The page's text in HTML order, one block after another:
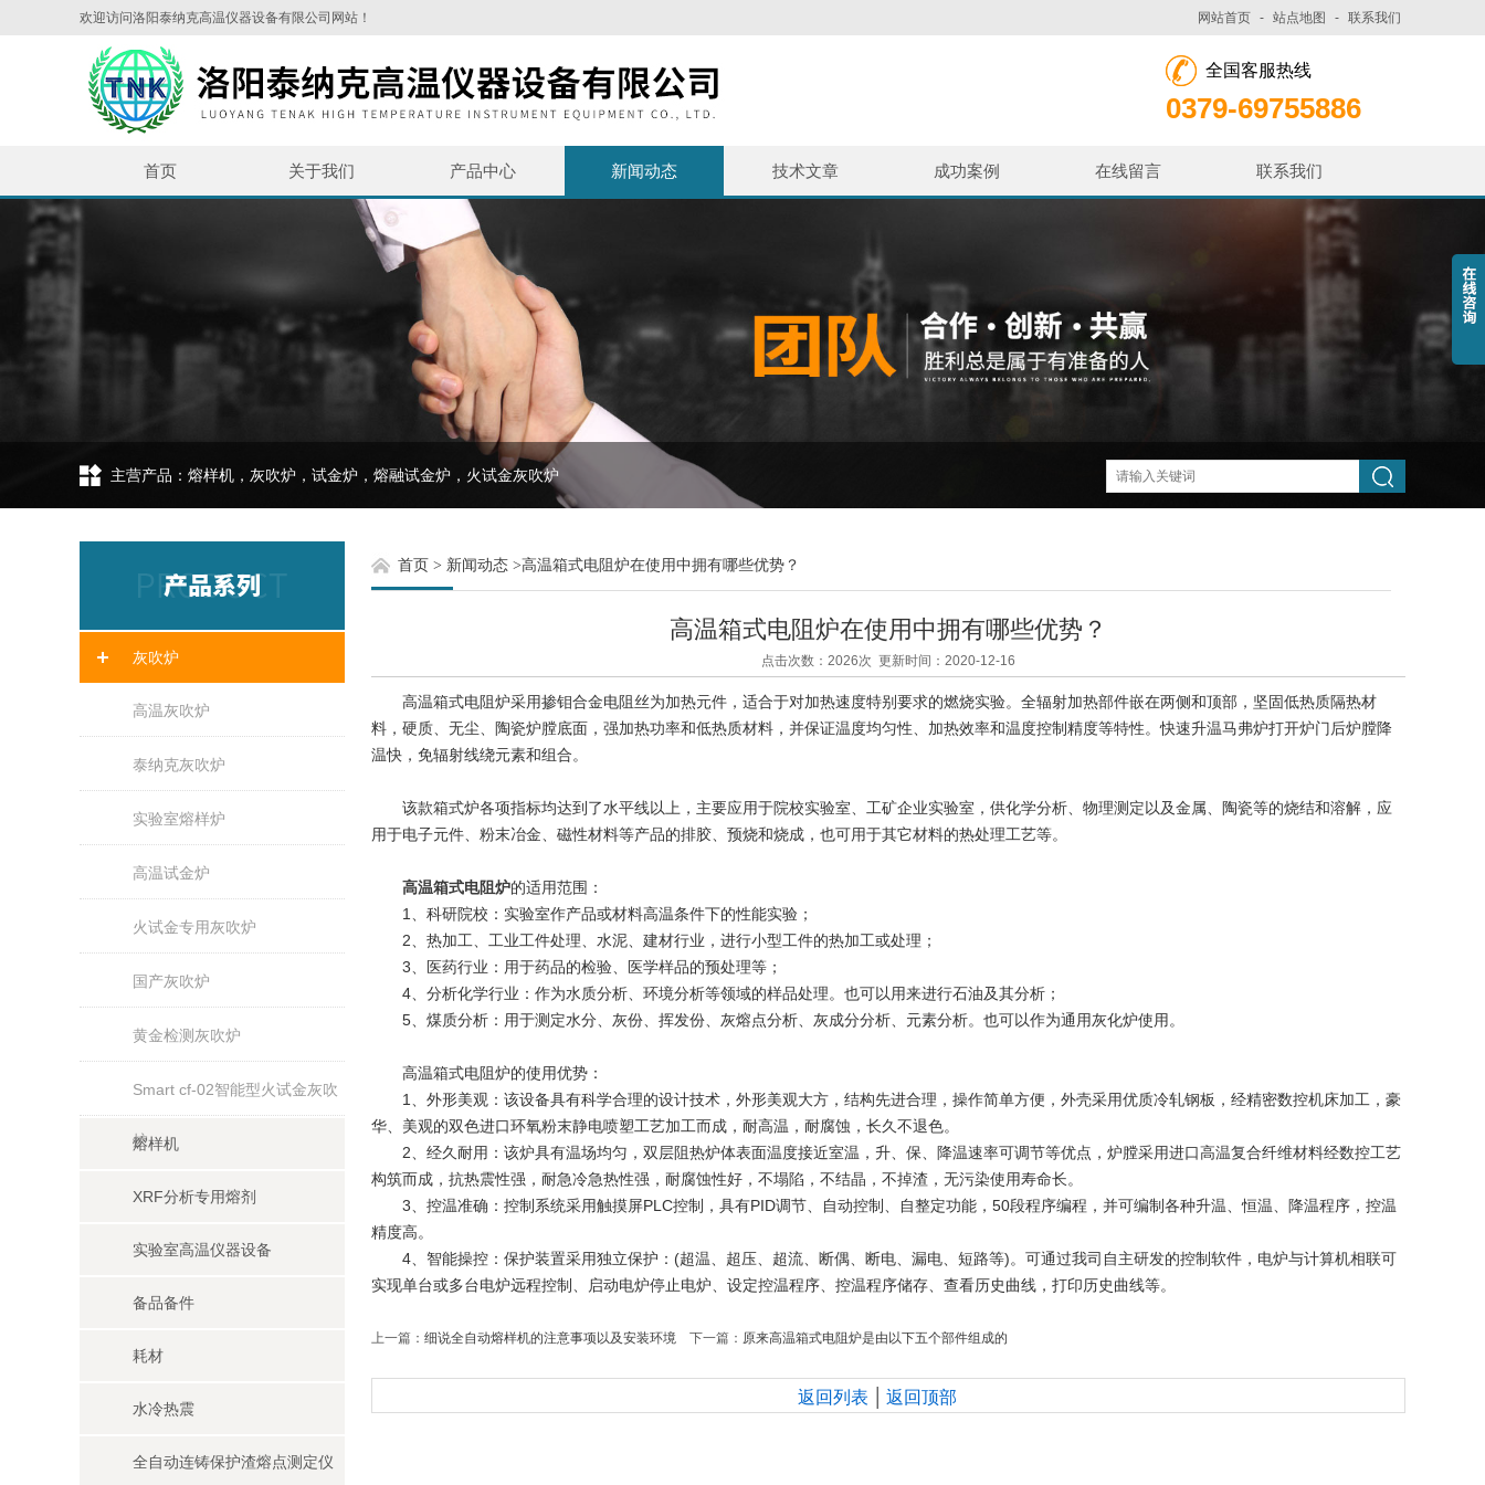
欢迎访问洛阳泰纳克高温仪器设备有限公司网站！ 网站首页 - 站点地图 - 联系我们
全国客服热线
0379-69755886
首页 关于我们 产品中心 新闻动态 技术文章 成功案例 在线留言 联系我们
主营产品：熔样机，灰吹炉，试金炉，熔融试金炉，火试金灰吹炉
灰吹炉
高温灰吹炉
泰纳克灰吹炉
实验室熔样炉
高温试金炉
火试金专用灰吹炉
国产灰吹炉
黄金检测灰吹炉
Smart cf-02智能型火试金灰吹
炉
熔样机
XRF分析专用熔剂
实验室高温仪器设备
备品备件
耗材
水冷热震
全自动连铸保护渣熔点测定仪
首页 > 新闻动态 >高温箱式电阻炉在使用中拥有哪些优势？
高温箱式电阻炉在使用中拥有哪些优势？
点击次数：2026次 更新时间：2020-12-16
高温箱式电阻炉采用掺钼合金电阻丝为加热元件，适合于对加热速度特别要求的燃烧实验。全辐射加热部件嵌在两侧和顶部，坚固低热质隔热材
料，硬质、无尘、陶瓷炉膛底面，强加热功率和低热质材料，并保证温度均匀性、加热效率和温度控制精度等特性。快速升温马弗炉打开炉门后炉膛降
温快，免辐射线绕元素和组合。
该款箱式炉各项指标均达到了水平线以上，主要应用于院校实验室、工矿企业实验室，供化学分析、物理测定以及金属、陶瓷等的烧结和溶解，应
用于电子元件、粉末冶金、磁性材料等产品的排胶、预烧和烧成，也可用于其它材料的热处理工艺等。
高温箱式电阻炉的适用范围：
1、科研院校：实验室作产品或材料高温条件下的性能实验；
2、热加工、工业工件处理、水泥、建材行业，进行小型工件的热加工或处理；
3、医药行业：用于药品的检验、医学样品的预处理等；
4、分析化学行业：作为水质分析、环境分析等领域的样品处理。也可以用来进行石油及其分析；
5、煤质分析：用于测定水分、灰份、挥发份、灰熔点分析、灰成分分析、元素分析。也可以作为通用灰化炉使用。
高温箱式电阻炉的使用优势：
1、外形美观：该设备具有科学合理的设计技术，外形美观大方，结构先进合理，操作简单方便，外壳采用优质冷轧钢板，经精密数控机床加工，豪
华、美观的双色进口环氧粉末静电喷塑工艺加工而成，耐高温，耐腐蚀，长久不退色。
2、经久耐用：该炉具有温场均匀，双层阻热炉体表面温度接近室温，升、保、降温速率可调节等优点，炉膛采用进口高温复合纤维材料经数控工艺
构筑而成，抗热震性强，耐急冷急热性强，耐腐蚀性好，不塌陷，不结晶，不掉渣，无污染使用寿命长。
3、控温准确：控制系统采用触摸屏PLC控制，具有PID调节、自动控制、自整定功能，50段程序编程，并可编制各种升温、恒温、降温程序，控温
精度高。
4、智能操控：保护装置采用独立保护：(超温、超压、超流、断偶、断电、漏电、短路等)。可通过我司自主研发的控制软件，电炉与计算机相联可
实现单台或多台电炉远程控制、启动电炉停止电炉、设定控温程序、控温程序储存、查看历史曲线，打印历史曲线等。
上一篇： 细说全自动熔样机的注意事项以及安装环境 下一篇： 原来高温箱式电阻炉是由以下五个部件组成的
返回列表 | 返回顶部